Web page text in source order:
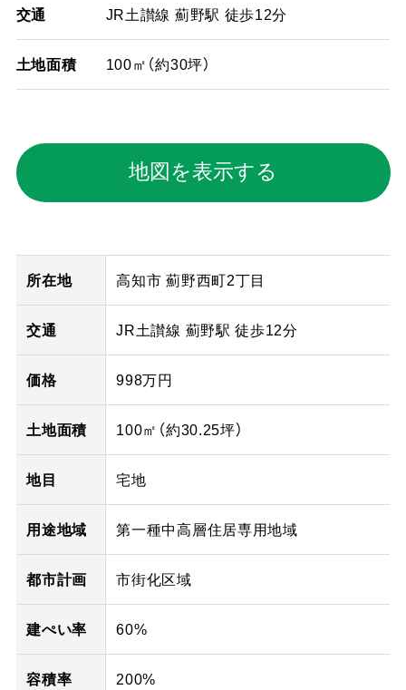
交通 JR土讃線 薊野駅 徒歩12分
土地面積 100㎡（約30坪）
地図を表示する
所在地 高知市 薊野西町2丁目
交通 JR土讃線 薊野駅 徒歩12分
価格 998万円
土地面積 100㎡（約30.25坪）
地目 宅地
用途地域 第一種中高層住居専用地域
都市計画 市街化区域
建ぺい率 60%
容積率 200%